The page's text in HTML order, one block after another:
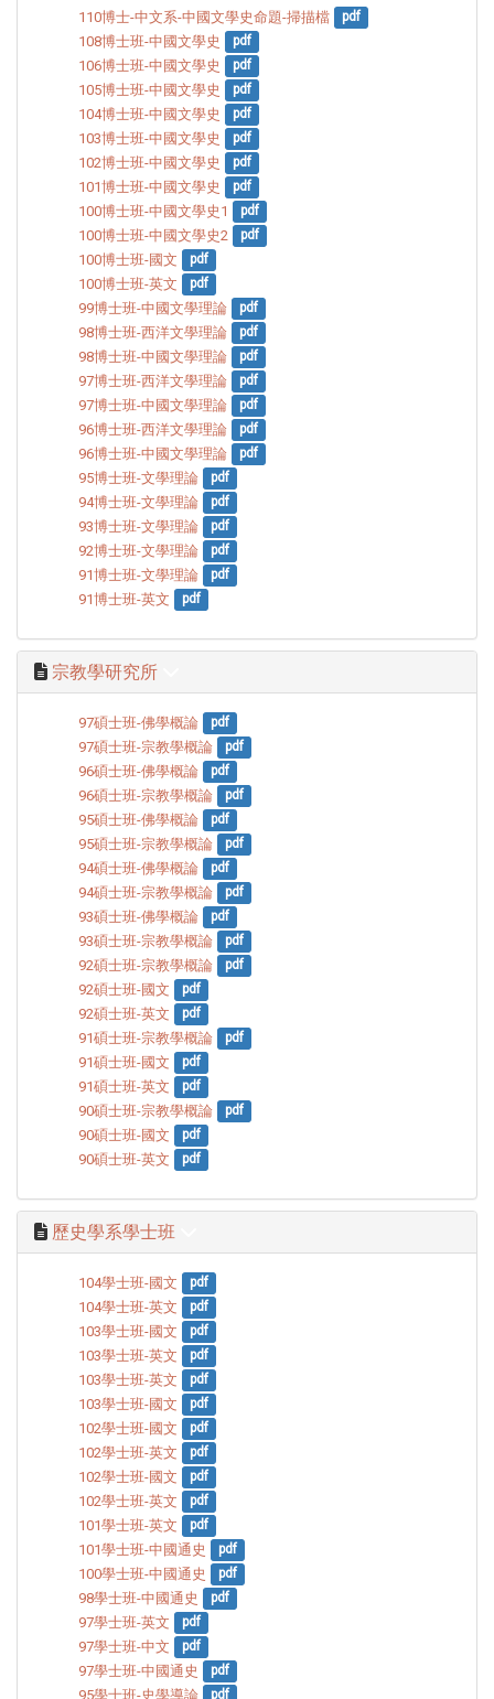
110博士-中文系-中國文學史命題-掃描檔 pdf
108博士班-中國文學史 pdf
106博士班-中國文學史 pdf
105博士班-中國文學史 pdf
104博士班-中國文學史 pdf
103博士班-中國文學史 pdf
102博士班-中國文學史 pdf
101博士班-中國文學史 pdf
100博士班-中國文學史1 pdf
100博士班-中國文學史2 pdf
100博士班-國文 pdf
100博士班-英文 pdf
99博士班-中國文學理論 pdf
98博士班-西洋文學理論 pdf
98博士班-中國文學理論 pdf
97博士班-西洋文學理論 pdf
97博士班-中國文學理論 pdf
96博士班-西洋文學理論 pdf
96博士班-中國文學理論 pdf
95博士班-文學理論 pdf
94博士班-文學理論 pdf
93博士班-文學理論 pdf
92博士班-文學理論 pdf
91博士班-文學理論 pdf
91博士班-英文 pdf
宗教學研究所
97碩士班-佛學概論 pdf
97碩士班-宗教學概論 pdf
96碩士班-佛學概論 pdf
96碩士班-宗教學概論 pdf
95碩士班-佛學概論 pdf
95碩士班-宗教學概論 pdf
94碩士班-佛學概論 pdf
94碩士班-宗教學概論 pdf
93碩士班-佛學概論 pdf
93碩士班-宗教學概論 pdf
92碩士班-宗教學概論 pdf
92碩士班-國文 pdf
92碩士班-英文 pdf
91碩士班-宗教學概論 pdf
91碩士班-國文 pdf
91碩士班-英文 pdf
90碩士班-宗教學概論 pdf
90碩士班-國文 pdf
90碩士班-英文 pdf
歷史學系學士班
104學士班-國文 pdf
104學士班-英文 pdf
103學士班-國文 pdf
103學士班-英文 pdf
103學士班-英文 pdf
103學士班-國文 pdf
102學士班-國文 pdf
102學士班-英文 pdf
102學士班-國文 pdf
102學士班-英文 pdf
101學士班-英文 pdf
101學士班-中國通史 pdf
100學士班-中國通史 pdf
98學士班-中國通史 pdf
97學士班-英文 pdf
97學士班-中文 pdf
97學士班-中國通史 pdf
95學士班-史學導論 pdf